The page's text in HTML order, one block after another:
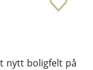
nytt boligfelt på